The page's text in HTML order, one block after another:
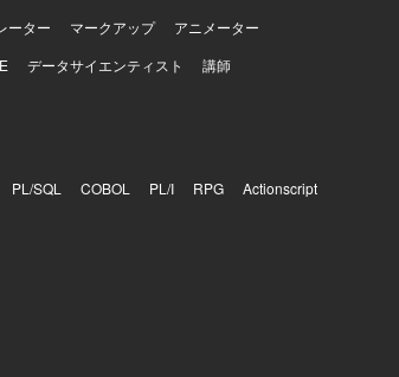
ーター マークアップ
アニメーター
データサイエンティスト 講師
PL/SQL COBOL PL/I RPG
Actionscript